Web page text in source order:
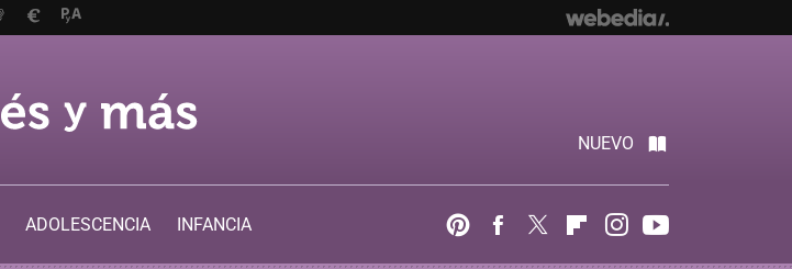
NUEVO
ADOLESCENCIA
INFANCIA
PinterestFacebook
Twitter FlipboardInstagram